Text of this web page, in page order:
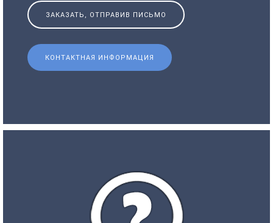
ЗАКАЗАТЬ, ОТПРАВИВ ПИСЬМО
КОНТАКТНАЯ ИНФОРМАЦИЯ